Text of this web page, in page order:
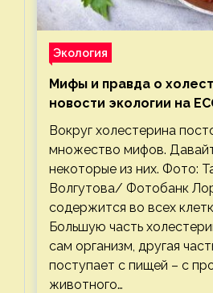
Экология
Мифы и правда о
новости экологии на
Вокруг холестерина
множество мифов.
некоторые из них. Фото:
Волгутова/ Фотобанк
содержится во всех
Большую часть
сам организм, другая
поступает с пищей – с
животного…